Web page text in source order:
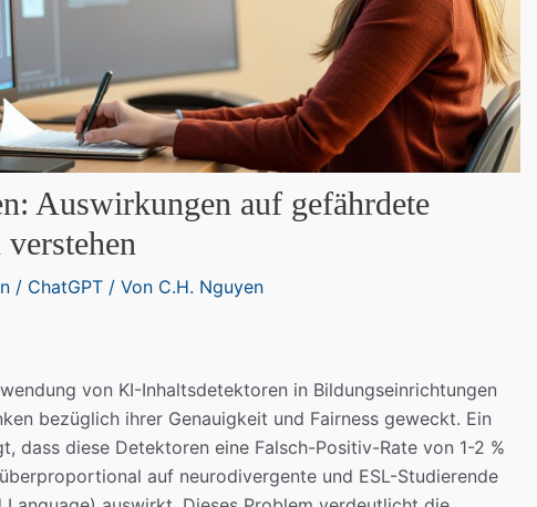
Auswirkungen auf gefährdete
/ ChatGPT/ Von C.H. Nguyen
von KI-Inhaltsdetektoren in Bildungseinrichtungen
bezüglich ihrer Genauigkeit und Fairness geweckt. Ein
dass diese Detektoren eine Falsch-Positiv-Rate von 1-2 %
auf neurodivergente und ESL-Studierende